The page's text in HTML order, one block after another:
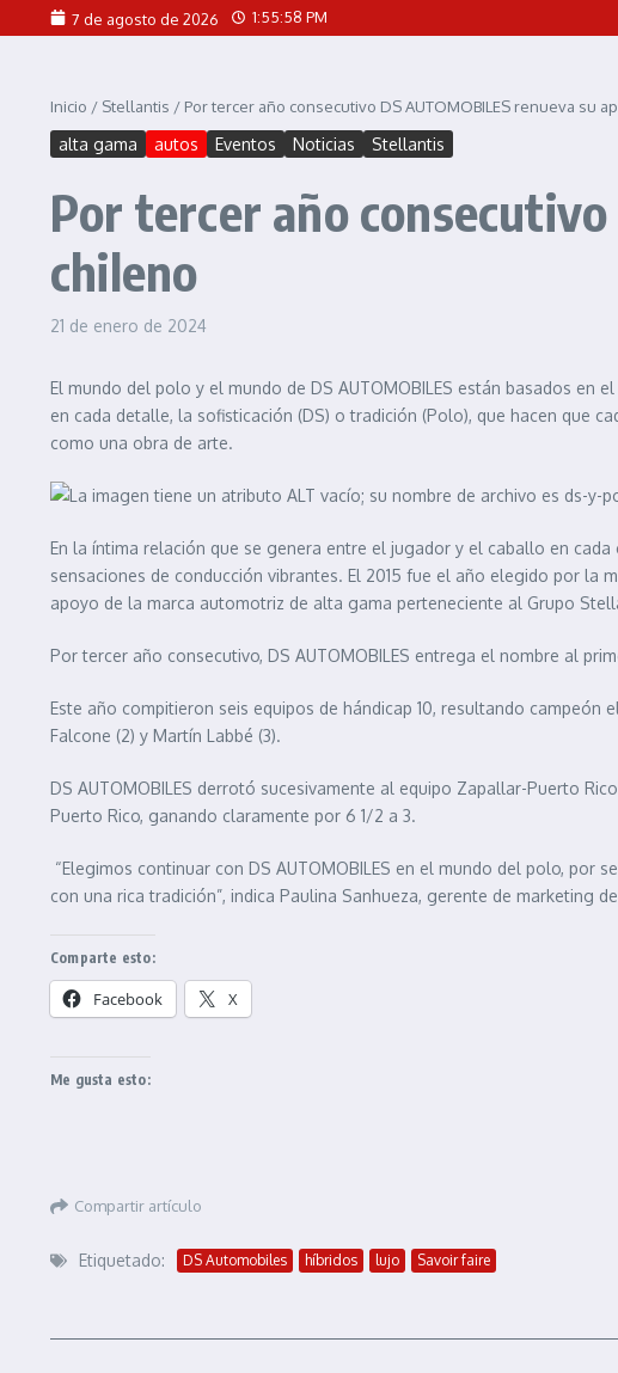
Saltar al contenido7 de agosto de 2026 1:55:59 PM
Inicio / Stellantis / Por tercer año consecutivo DS AUTOMOBILES renueva su
alta gama autos Eventos Noticias Stellantis
Por tercer año consecutivo
chileno
21 de enero de 2024
El mundo del polo y el mundo de DS AUTOMOBILES están basados en el
en cada detalle, la sofisticación (DS) o tradición (Polo), que hacen que
como una obra de arte.
En la íntima relación que se genera entre el jugador y el caballo en
sensaciones de conducción vibrantes. El 2015 fue el año elegido por la
apoyo de la marca automotriz de alta gama perteneciente al Grupo
Por tercer año consecutivo, DS AUTOMOBILES entrega el nombre al
Este año compitieron seis equipos de hándicap 10, resultando campeón
Falcone (2) y Martín Labbé (3).
DS AUTOMOBILES derrotó sucesivamente al equipo Zapallar-Puerto
Puerto Rico, ganando claramente por 6 1/2 a 3.
“Elegimos continuar con DS AUTOMOBILES en el mundo del polo, por
con una rica tradición”, indica Paulina Sanhueza, gerente de marketing
Comparte esto:
Facebook X
Me gusta esto:
Compartir artículo
Etiquetado: DS Automobiles híbridos lujo Savoir faire